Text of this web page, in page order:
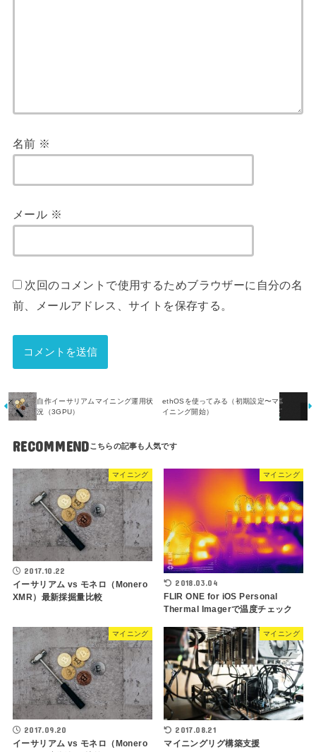
名前 ※
メール ※
次回のコメントで使用するためブラウザーに自分の名
前、メールアドレス、サイトを保存する。
自作イーサリアムマイニング運用状
況（3GPU）
ethOSを使ってみる（初期設定〜マ
イニング開始）
RECOMMEND
マイニング
2017.10.22
イーサリアム vs モネロ（Monero
XMR）最新採掘量比較
マイニング
2018.03.04
FLIR ONE for iOS Personal
Thermal Imagerで温度チェック
マイニング
2017.09.20
イーサリアム vs モネロ（Monero
マイニング
2017.08.21
マイニングリグ構築支援